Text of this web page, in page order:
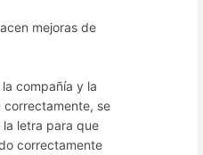
mejoras de
compañía y la
correctamente, se
letra para que
correctamente